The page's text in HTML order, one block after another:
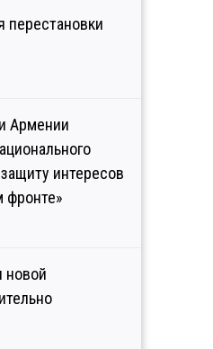
перестановки
Армении
интересов
фронте»
новой